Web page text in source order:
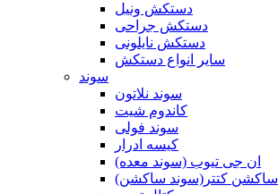
دستکش ونیل
دستکش جراحی
دستکش نایلونی
سایر انواع دستکش
سوند
سوند نلاتون
کاندوم شیت
سوند فولی
کیسه ادرار
ان جی تیوب (سوند معده)
ساکشن کتتر(سوند ساکشن)